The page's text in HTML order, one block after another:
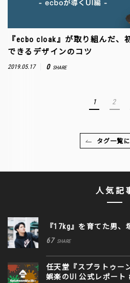
『ecbo cloak』が取り組んだ、
できるデザインのコツ
2019.05.17 0 SHARE
1 2
タグ一覧
人気記
『17kg』を育てた男
67 SHARE
任天堂『スプラトゥー
娯楽のUI 公式レポート